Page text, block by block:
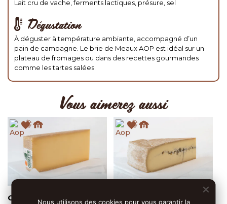
Lait cru de vache, ferments lactiques, présure, sel
Dégustation
À déguster à température ambiante, accompagné d’un
pain de campagne. Le brie de Meaux AOP est idéal sur un
plateau de fromages ou dans des recettes gourmandes
comme les tartes salées.
Vous aimerez aussi
Comté 12/13 mois
Morbier AOP
Nous utilisons des cookies pour vous garantir la